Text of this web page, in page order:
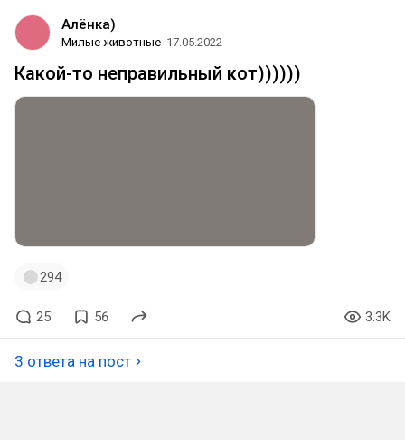
Алёнка)
Милые животные 17.05.2022
Какой-то неправильный кот))))))
294
25 56 3.3K
3 ответа на пост